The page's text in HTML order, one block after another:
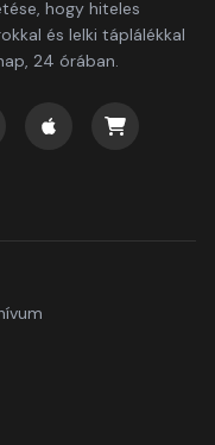
hogy hiteles
és lelki táplálékkal
24 órában.